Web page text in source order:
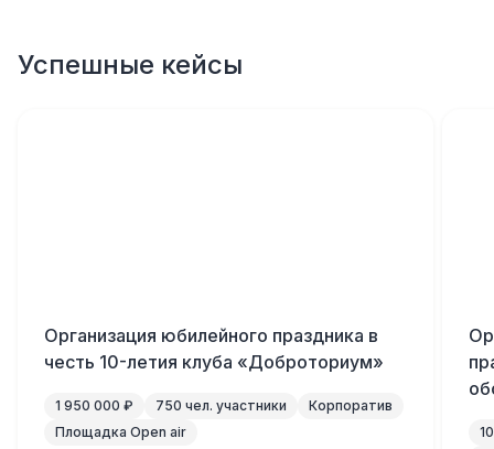
Успешные кейсы
Организация юбилейного праздника в
честь 10-летия клуба «Доброториум»
1 950 000 ₽ 750 чел. участники
Корпоратив
Площадка Open air